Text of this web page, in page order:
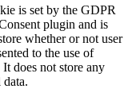
is set by the GDPR
plugin and is
whether or not user
to the use of
does not store any
data.